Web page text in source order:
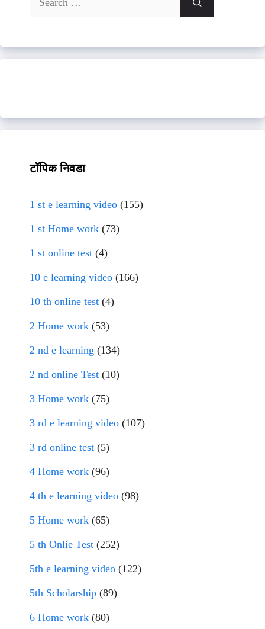
for:
टॉपिक निवडा
1 st e learning video (155)
1 st Home work (73)
1 st online test (4)
10 e learning video (166)
10 th online test (4)
2 Home work (53)
2 nd e learning (134)
2 nd online Test (10)
3 Home work (75)
3 rd e learning video (107)
3 rd online test (5)
4 Home work (96)
4 th e learning video (98)
5 Home work (65)
5 th Onlie Test (252)
5th e learning video (122)
5th Scholarship (89)
6 Home work (80)